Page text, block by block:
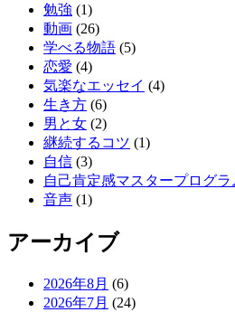
勉強 (1)
動画 (26)
学べる物語 (5)
恋愛 (4)
気楽なエッセイ (4)
生き方 (6)
男と女 (2)
継続するコツ (1)
自信 (3)
自己肯定感マスタープログラ
音声 (1)
アーカイブ
2026年8月 (6)
2026年7月 (24)